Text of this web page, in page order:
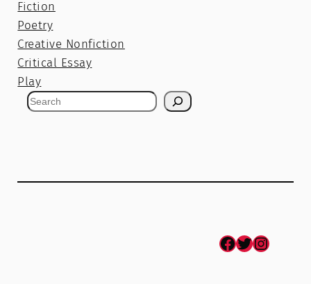
Fiction
Poetry
Creative Nonfiction
Critical Essay
Play
S
Facebook Twitter Instagram